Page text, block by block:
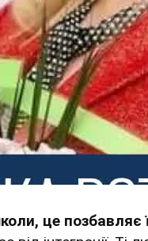
це позбавляє